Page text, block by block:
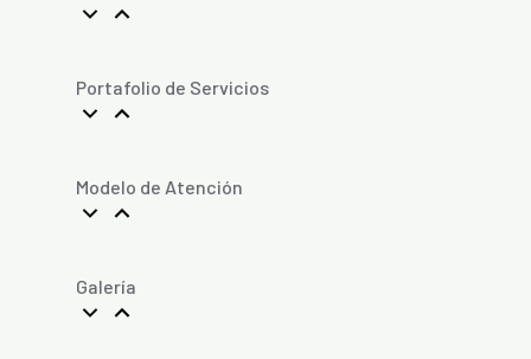
Portafolio de Servicios
Modelo de Atención
Galería